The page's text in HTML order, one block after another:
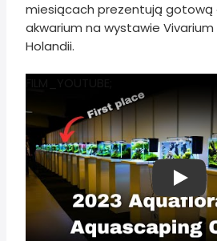
miesiącach prezentują gotową
akwarium na wystawie
Holandii.
FILM_YOUTUBE;
Play